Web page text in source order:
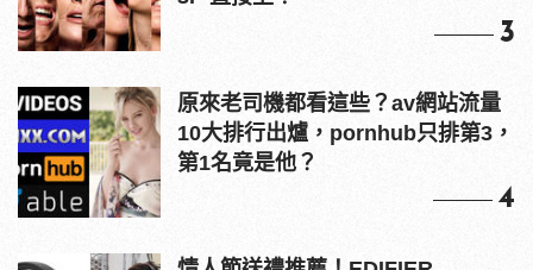
3
原來老司機都看這些？av網站流量
10大排行出爐，pornhub只排第3，
第1名竟是他？
4